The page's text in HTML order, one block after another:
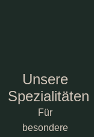
Unsere
Spezialitäten
Für
besondere